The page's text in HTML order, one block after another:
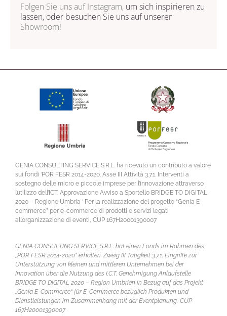
Folgen Sie uns aufInstagram, um sich inspirieren zu
lassen, oder besuchen Sie uns auf unserer
Showroom!
GENIA CONSULTING SERVICE S.R.L. ha ricevuto un contributo a valore
sui fondi ‘POR FESR 2014-2020. Asse III Attività 3.7.1. Interventi a
sostegno delle micro e piccole imprese per l’innovazione attraverso
l’utilizzo dell’ICT. Approvazione Avviso a Sportello BRIDGE TO DIGITAL
2020 – Regione Umbria ‘ Per la realizzazione del progetto “Genia E-
commerce” per e-commerce di prodotti e servizi legati
all’organizzazione di eventi, CUP 167H20001390007
GENIA CONSULTING SERVICE S.R.L. hat einen Fonds im Rahmen des
„POR FESR 2014-2020“ erhalten. Zweig III Tätigkeit 3.7.1. Eingriffe zur
Unterstützung von kleinen und mittleren Unternehmen bei der
Innovation über die Nutzung des I.C.T. Genehmigung Anlaufstelle
BRIDGE TO DIGITAL 2020 – Region Umbrien in Bezug auf das Projekt
„Genia E-Commerce“ für E-Commerce bezüglich Produkten und
Dienstleistungen im Zusammenhang mit der Eventplanung, CUP
167H20001390007